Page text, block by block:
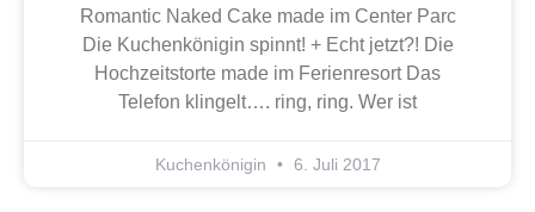
Romantic Naked Cake made im Center Parc
Die Kuchenkönigin spinnt! + Echt jetzt?! Die
Hochzeitstorte made im Ferienresort Das
Telefon klingelt…. ring, ring. Wer ist
Kuchenkönigin 6. Juli 2017